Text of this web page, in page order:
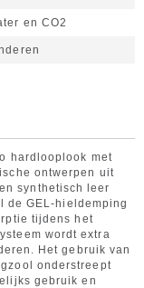
en CO2
hardlooplook met
ontwerpen uit
synthetisch leer
de GEL-hieldemping
tijdens het
wordt extra
Het gebruik van
onderstreept
gebruik en